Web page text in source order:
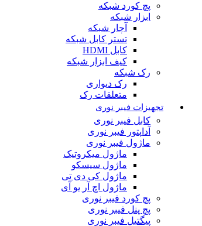
پچ کورد شبکه
ابزار شبکه
آچار شبکه
تستر کابل شبکه
کابل HDMI
کیف ابزار شبکه
رک شبکه
رک دیواری
متعلقات رک
تجهیزات فیبر نوری
کابل فیبر نوری
آداپتور فیبر نوری
ماژول فیبر نوری
ماژول میکروتیک
ماژول سیسکو
ماژول کی دی تی
ماژول اچ آر یو آی
پچ کورد فیبر نوری
پچ پنل فیبر نوری
پیگتیل فیبر نوری